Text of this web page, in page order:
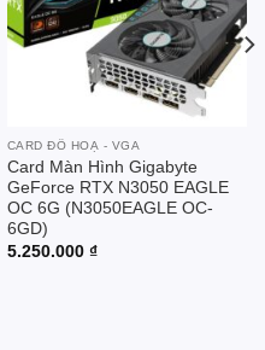
CARD ĐỒ HOẠ - VGA
Card Màn Hình Gigabyte
GeForce RTX N3050 EAGLE
OC 6G (N3050EAGLE OC-
6GD)
5.250.000 ₫